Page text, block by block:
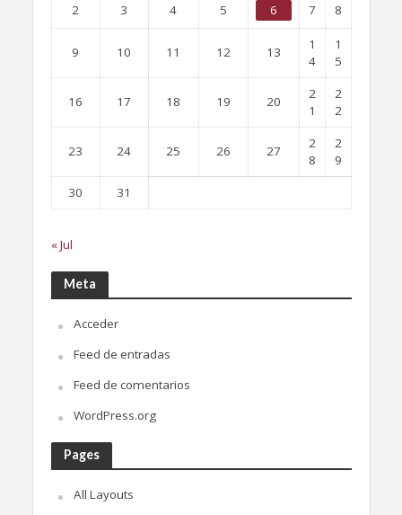
2 3 4 5 6 7 8
9 10 11 12 13
1
4
1
5
16 17 18 19 20
2
1
2
2
23 24 25 26 27
2
8
2
9
30
31
« Jul
Meta
Acceder
Feed de entradas
Feed de comentarios
WordPress.org
Pages
All Layouts